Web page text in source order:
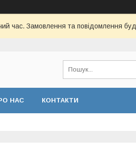
час. Замовлення та повідомлення
НАС КОНТАКТИ